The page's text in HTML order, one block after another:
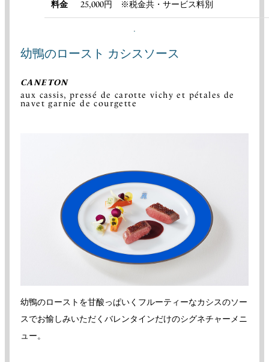
料金 25,000円 ※税金共・サービス料別
幼鴨のロースト カシスソース
CANETON
aux cassis, pressé de carotte vichy et pétales de
navet garnie de courgette
幼鴨のローストを甘酸っぱいくフルーティーなカシスのソー
スでお愉しみいただくバレンタインだけのシグネチャーメニ
ュー。